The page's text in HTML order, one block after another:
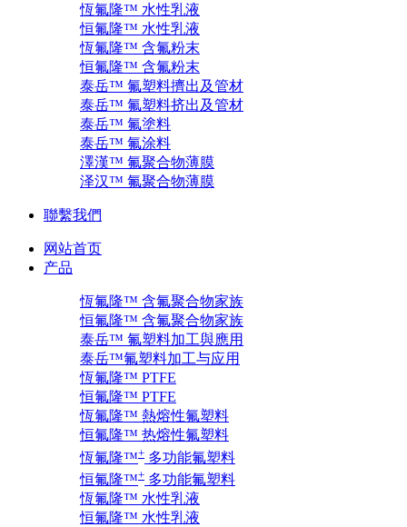
恆氟隆™ 水性乳液
恒氟隆™ 水性乳液
恆氟隆™ 含氟粉末
恒氟隆™ 含氟粉末
泰岳™ 氟塑料擠出及管材
泰岳™ 氟塑料挤出及管材
泰岳™ 氟塗料
泰岳™ 氟涂料
澤漢™ 氟聚合物薄膜
泽汉™ 氟聚合物薄膜
聯繫我們
网站首页
产品
恆氟隆™ 含氟聚合物家族
恒氟隆™ 含氟聚合物家族
泰岳™ 氟塑料加工與應用
泰岳™氟塑料加工与应用
恆氟隆™ PTFE
恒氟隆™ PTFE
恆氟隆™ 熱熔性氟塑料
恒氟隆™ 热熔性氟塑料
恆氟隆™+ 多功能氟塑料
恒氟隆™+ 多功能氟塑料
恆氟隆™ 水性乳液
恒氟隆™ 水性乳液